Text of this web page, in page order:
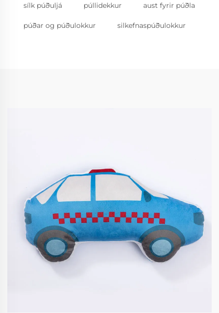
sílk púðuljá púllidekkur aust fyrir púðla
púðar og púðulokkur silkefnaspúðulokkur